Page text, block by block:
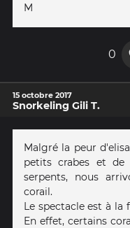
M
0
15 octobre 2017
Snorkeling Gili T.
Malgré la peur
petits crabes et de
serpents, nous
corail.
Le spectacle est à
En effet, certains